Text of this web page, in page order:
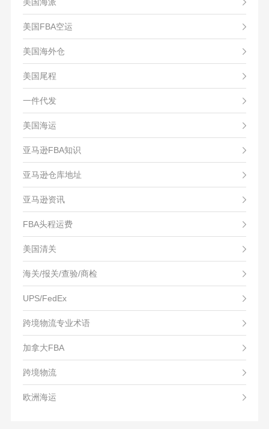
美国海派
美国FBA空运
美国海外仓
美国尾程
一件代发
美国海运
亚马逊FBA知识
亚马逊仓库地址
亚马逊资讯
FBA头程运费
美国清关
海关/报关/查验/商检
UPS/FedEx
跨境物流专业术语
加拿大FBA
跨境物流
欧洲海运